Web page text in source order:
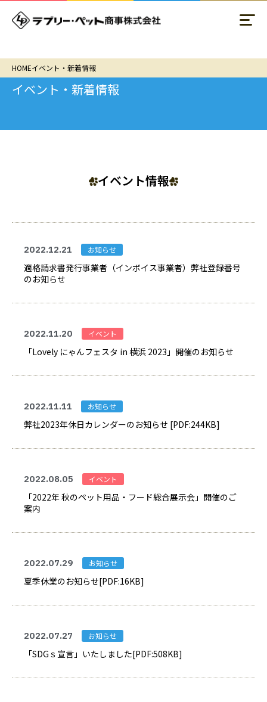
HOMEイベント・新着情報
イベント・新着情報
イベント情報
2022.12.21 お知らせ
適格請求書発行事業者（インボイス事業者）弊社登録番号
のお知らせ
2022.11.20 イベント
「Lovely にゃんフェスタ in 横浜 2023」開催のお知らせ
2022.11.11 お知らせ
弊社2023年休日カレンダーのお知らせ [PDF:244KB]
2022.08.05 イベント
「2022年 秋のペット用品・フード総合展示会」開催のご
案内
2022.07.29 お知らせ
夏季休業のお知らせ[PDF:16KB]
2022.07.27 お知らせ
「SDGｓ宣言」いたしました[PDF:508KB]